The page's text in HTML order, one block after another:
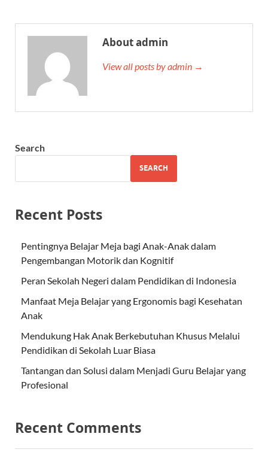
About admin
View all posts by admin →
Search
SEARCH
Recent Posts
Pentingnya Belajar Meja bagi Anak-Anak dalam
Pengembangan Motorik dan Kognitif
Peran Sekolah Negeri dalam Pendidikan di Indonesia
Manfaat Meja Belajar yang Ergonomis bagi Kesehatan
Anak
Mendukung Hak Anak Berkebutuhan Khusus Melalui
Pendidikan di Sekolah Luar Biasa
Tantangan dan Solusi dalam Menjadi Guru Belajar yang
Profesional
Recent Comments